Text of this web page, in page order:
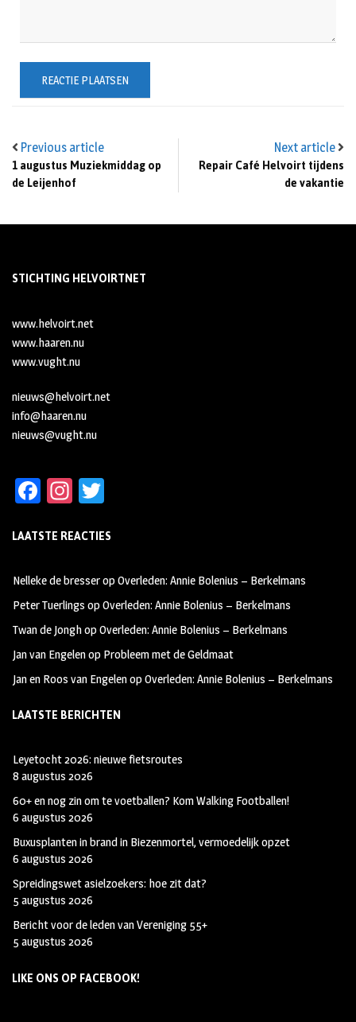
Previous article
1 augustus Muziekmiddag op
de Leijenhof
Next article
Repair Café Helvoirt tijdens
de vakantie
STICHTING HELVOIRTNET
www.helvoirt.net
www.haaren.nu
www.vught.nu
nieuws@helvoirt.net
info@haaren.nu
nieuws@vught.nu
Fa
b
oo
k
In
ag
m
tt
LAATSTE REACTIES
Nelleke de bresseropOverleden: Annie Bolenius – Berkelmans
Peter Tuerlings opOverleden: Annie Bolenius – Berkelmans
Twan de JonghopOverleden: Annie Bolenius – Berkelmans
Jan van Engelenop Probleem met de Geldmaat
Jan en Roos van EngelenopOverleden: Annie Bolenius – Berkelmans
LAATSTE BERICHTEN
Leyetocht 2026: nieuwe fietsroutes
8 augustus 2026
60+ en nog zin om te voetballen? Kom Walking Footballen!
6 augustus 2026
Buxusplanten in brand in Biezenmortel, vermoedelijk opzet
6 augustus 2026
Spreidingswet asielzoekers: hoe zit dat?
5 augustus 2026
Bericht voor de leden van Vereniging 55+
5 augustus 2026
LIKE ONS OP FACEBOOK!